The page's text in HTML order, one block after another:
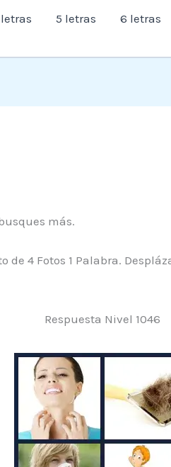
5 letras 6 letras
más.
de 4 Fotos 1 Palabra.
Respuesta Nivel 1046